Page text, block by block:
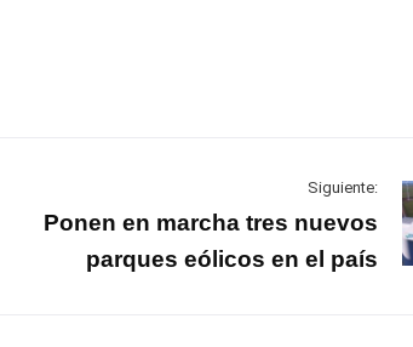
Siguiente:
Ponen en marcha tres nuevos
parques eólicos en el país